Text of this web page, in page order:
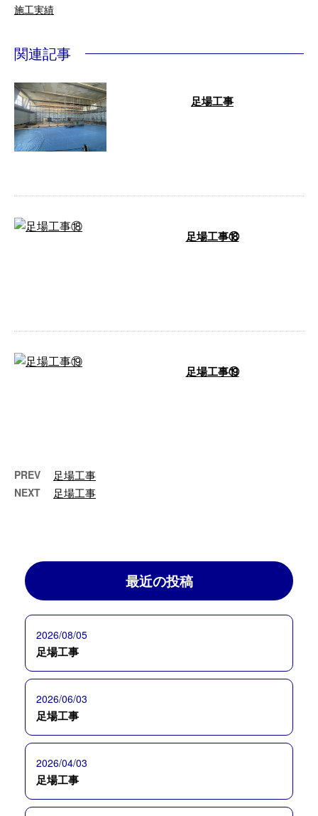
施工実績
関連記事
足場工事
足場工事⑱
足場工事⑲
PREV 足場工事
NEXT 足場工事
最近の投稿
2026/08/05
足場工事
2026/06/03
足場工事
2026/04/03
足場工事